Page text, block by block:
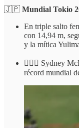
🇯🇵 Mundial Tokio
En triple salto
con 14,94 m,
y la mítica
🏃🏻‍♀️ Sydney
récord mundial